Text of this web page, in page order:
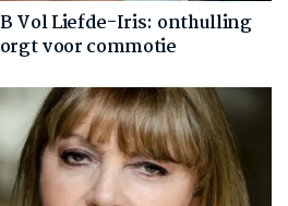
Vol Liefde-Iris: onthulling
voor commotie